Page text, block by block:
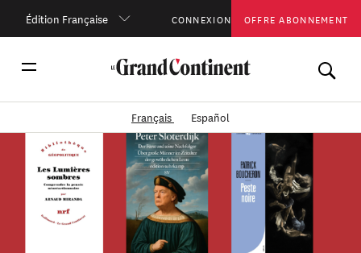
Édition Française CONNEXION OFFRE ABONNEMENT
Français Español